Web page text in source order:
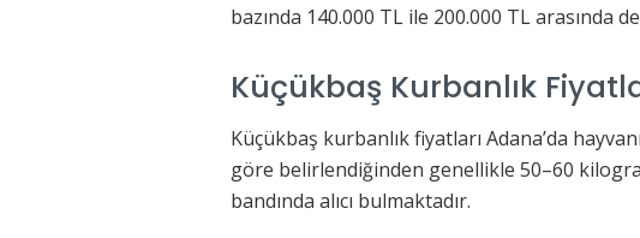
bazında 140.000 TL ile 200.000 TL arasında
Küçükbaş Kurbanlık
Küçükbaş kurbanlık fiyatları Adana’da
göre belirlendiğinden genellikle 50–60
bandında alıcı bulmaktadır.